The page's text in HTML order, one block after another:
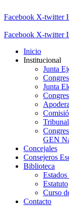
Facebook X-twitter
Facebook X-twitter
Inicio
Institucional
Junta
Junta
GEN
Concejales
Consejeros
Biblioteca
Estatuto
Curso
Contacto